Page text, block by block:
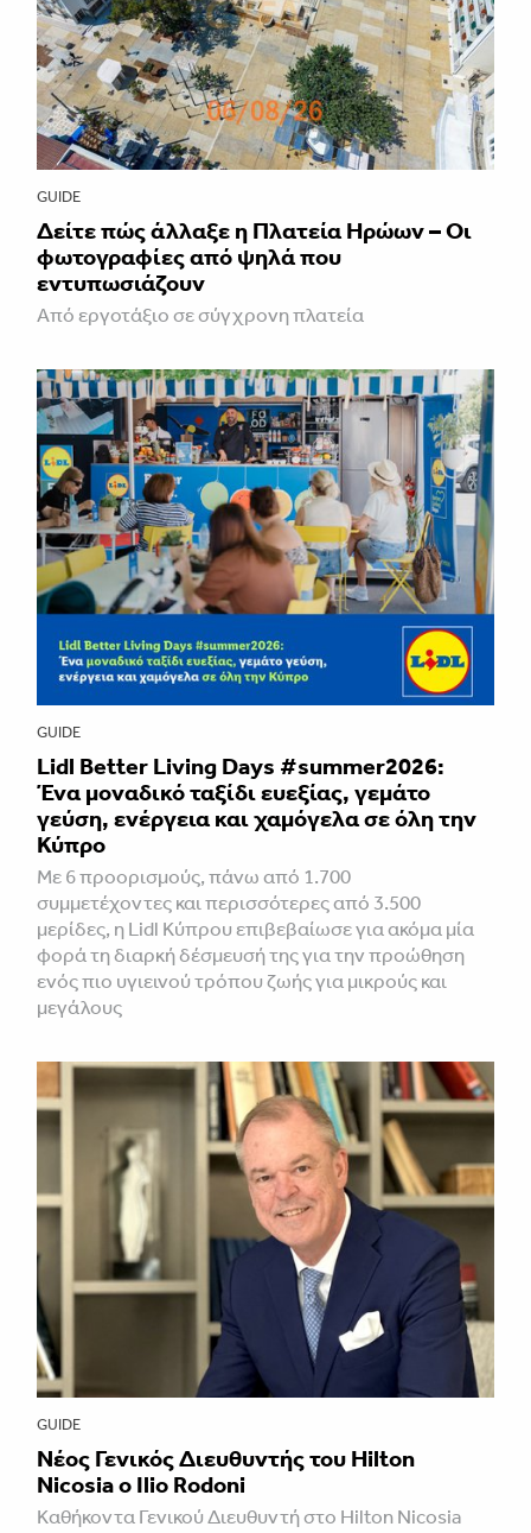
GUIDE
Δείτε πώς άλλαξε η Πλατεία Ηρώων – Οι
φωτογραφίες από ψηλά που
εντυπωσιάζουν
Από εργοτάξιο σε σύγχρονη πλατεία
GUIDE
Lidl Better Living Days #summer2026:
Ένα μοναδικό ταξίδι ευεξίας, γεμάτο
γεύση, ενέργεια και χαμόγελα σε όλη την
Κύπρο
Με 6 προορισμούς, πάνω από 1.700
συμμετέχοντες και περισσότερες από 3.500
μερίδες, η Lidl Κύπρου επιβεβαίωσε για ακόμα μία
φορά τη διαρκή δέσμευσή της για την προώθηση
ενός πιο υγιεινού τρόπου ζωής για μικρούς και
μεγάλους
GUIDE
Νέος Γενικός Διευθυντής του Hilton
Nicosia ο Ilio Rodoni
Καθήκοντα Γενικού Διευθυντή στο Hilton Nicosia